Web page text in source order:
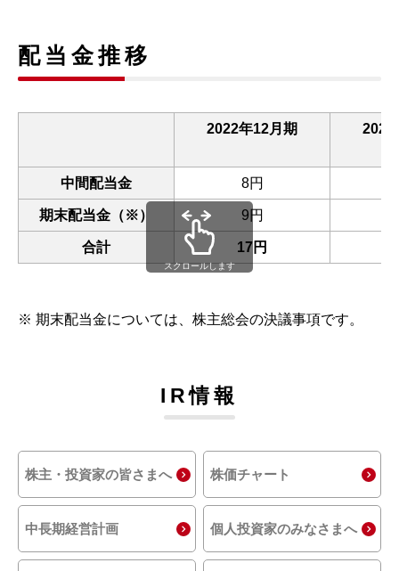
配当金推移
2022年12月期 2023
中間配当金 8円
期末配当金（※） 9円
合計 17円
※ 期末配当金については、株主総会の決議事項です。
スクロールします
IR情報
株主・投資家の皆さまへ 株価チャート
中長期経営計画 個人投資家のみなさまへ